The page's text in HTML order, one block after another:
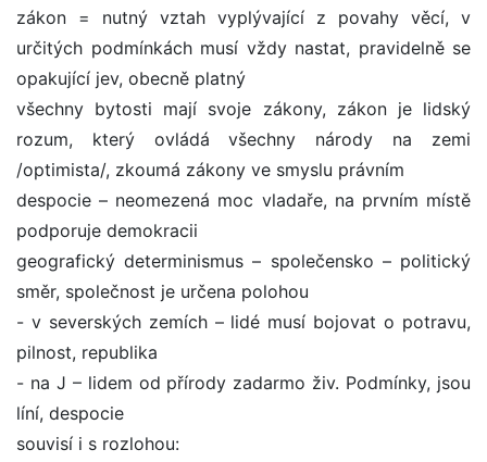
zákon = nutný vztah vyplývající z povahy věcí, v
určitých podmínkách musí vždy nastat, pravidelně se
opakující jev, obecně platný
všechny bytosti mají svoje zákony, zákon je lidský
rozum, který ovládá všechny národy na zemi
/optimista/, zkoumá zákony ve smyslu právním
despocie – neomezená moc vladaře, na prvním místě
podporuje demokracii
geografický determinismus – společensko – politický
směr, společnost je určena polohou
- v severských zemích – lidé musí bojovat o potravu,
pilnost, republika
- na J – lidem od přírody zadarmo živ. Podmínky, jsou
líní, despocie
souvisí i s rozlohou: